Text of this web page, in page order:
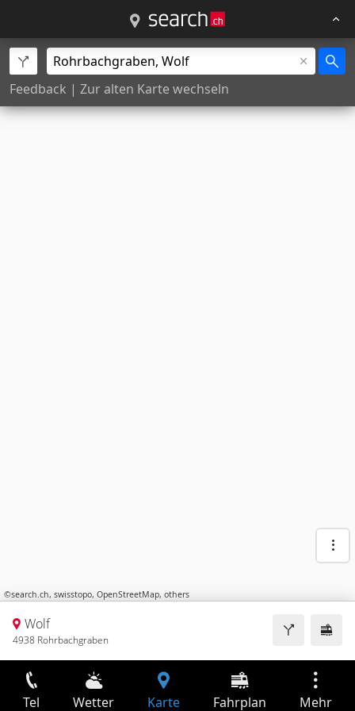
Feedback | Zur alten Karte wechseln
©search.ch, swisstopo, OpenStreetMap, others
Wolf
4938 Rohrbachgraben
Tel Wetter Karte Fahrplan Mehr